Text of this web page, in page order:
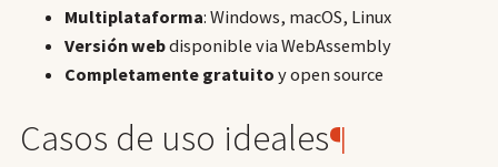
Multiplataforma: Windows, macOS, Linux
Versión webdisponible via WebAssembly
Completamente gratuito y open source
Casos de uso ideales¶